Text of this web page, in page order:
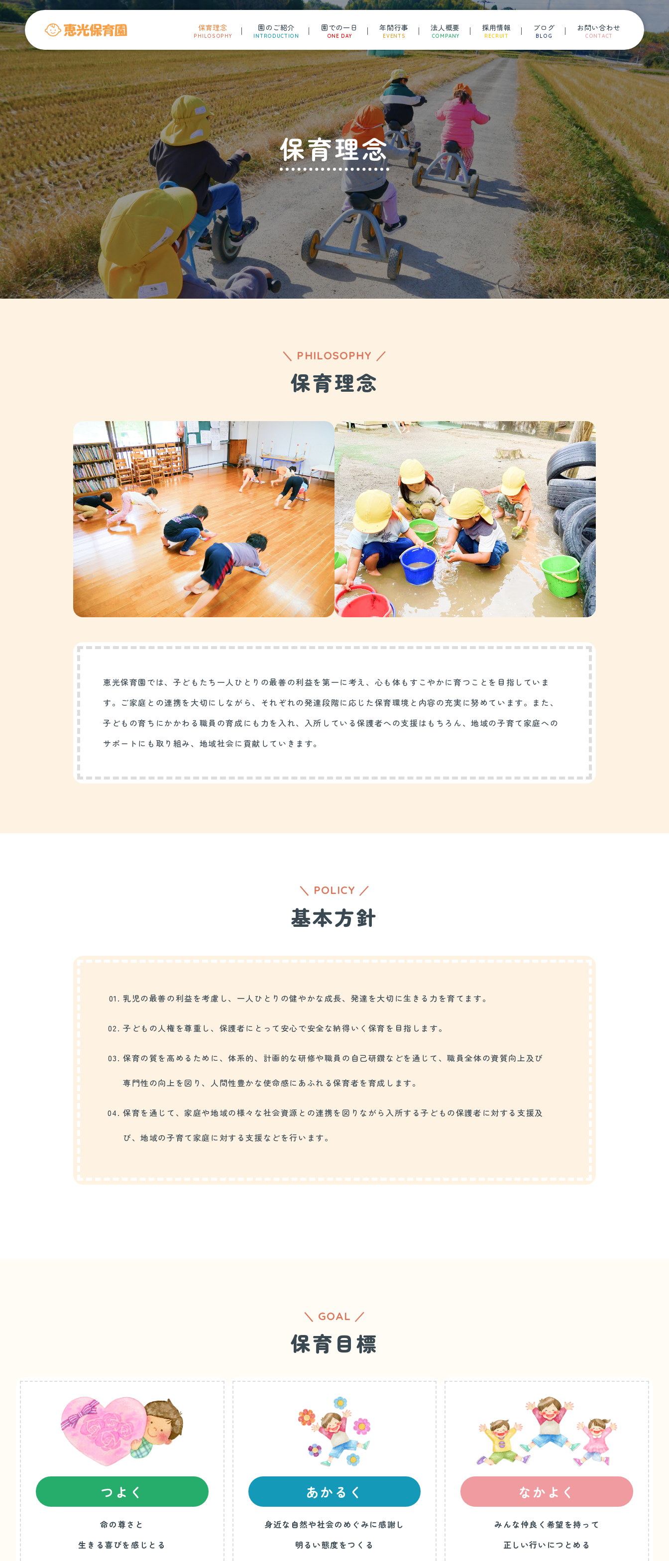
保育理念
PHILOSOPHY
園のご紹介
INTRODUCTION
園での一日
ONE DAY
年間行事
EVENTS
法人概要
COMPANY
採用情報
RECRUIT
ブログ
BLOG
お問い合わせ
CONTACT
保育理念
＼ PHILOSOPHY ／
保育理念
恵光保育園では、子どもたち一人ひとりの最善の利益を第一に考え、心も体もすこやかに育つことを目指していま
す。ご家庭との連携を大切にしながら、それぞれの発達段階に応じた保育環境と内容の充実に努めています。また、
子どもの育ちにかかわる職員の育成にも力を入れ、入所している保護者への支援はもちろん、地域の子育て家庭への
サポートにも取り組み、地域社会に貢献していきます。
＼ POLICY ／
基本方針
乳児の最善の利益を考慮し、一人ひとりの健やかな成長、発達を大切に生きる力を育てます。
子どもの人権を尊重し、保護者にとって安心で安全な納得いく保育を目指します。
保育の質を高めるために、体系的、計画的な研修や職員の自己研鑽などを通じて、職員全体の資質向上及び
専門性の向上を図り、人間性豊かな使命感にあふれる保育者を育成します。
保育を通じて、家庭や地域の様々な社会資源との連携を図りながら入所する子どもの保護者に対する支援及
び、地域の子育て家庭に対する支援などを行います。
＼ GOAL ／
保育目標
つよく
命の尊さと
生きる喜びを感じとる
あかるく
身近な自然や社会のめぐみに感謝し
明るい態度をつくる
なかよく
みんな仲良く希望を持って
正しい行いにつとめる